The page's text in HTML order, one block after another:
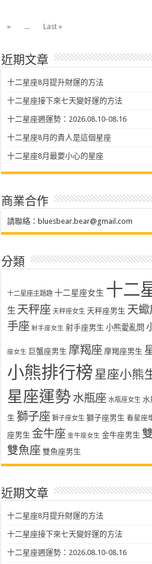
»
... Last »
近期文章
十二星座8月提升財運的方法
十二星座接下來七天變好運的方法
十二星座週運勢：2026.08.10-08.16
十二星座8月的貴人是這個星座
十二星座8月最要小心的星座
商業合作
請聯絡： bluesbear.bear@gmail.com
分類
十二星座主題趣 十二星座女生 十二
生 天秤座 天秤座女生 天秤座男生 天
手座 射手座女生 射手座男生 小熊愛亂問
座女生 巨蟹座男生 摩羯座 摩羯座男生
小熊排行榜 星座小熊
星座運勢 水瓶座 水瓶座女生 水
生 獅子座 獅子座女生 獅子座男生 看星座
座男生 金牛座 金牛座女生 金牛座男生
雙魚座 雙魚座男生
近期文章
十二星座8月提升財運的方法
十二星座接下來七天變好運的方法
十二星座週運勢：2026.08.10-08.16